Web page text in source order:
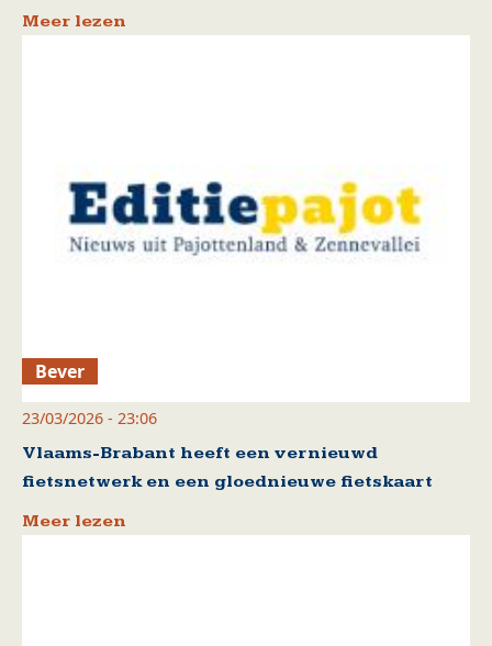
Meer lezen
Bever
23/03/2026 - 23:06
Vlaams-Brabant heeft een vernieuwd
fietsnetwerk en een gloednieuwe fietskaart
Meer lezen